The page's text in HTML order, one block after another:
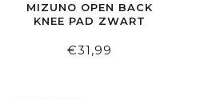
MIZUNO OPEN BACK
KNEE PAD ZWART
€31,99